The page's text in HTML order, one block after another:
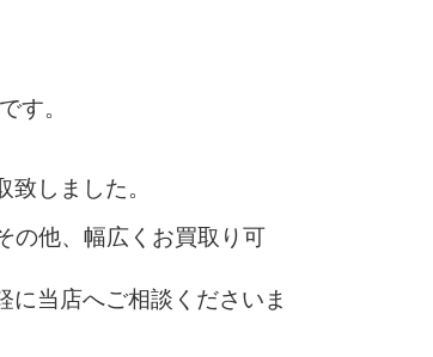
す。
しました。
の他、幅広くお買取り可
に当店へご相談くださいま